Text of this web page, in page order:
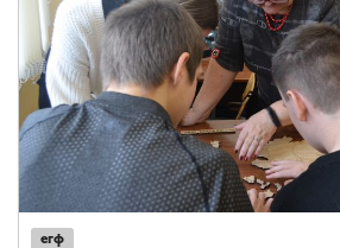
егф